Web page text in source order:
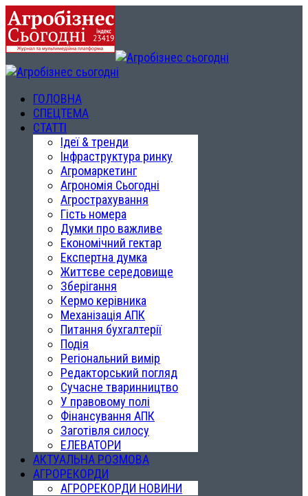
ГОЛОВНА
СПЕЦТЕМА
СТАТТІ
Ідеї & тренди
Інфраструктура ринку
Агромаркетинг
Агрономія Сьогодні
Агрострахування
Гість номера
Думки про важливе
Економічний гектар
Експертна думка
Життєве середовище
Зберігання
Кермо керівника
Механізація АПК
Питання бухгалтерії
Подія
Регіональний вимір
Редакторський погляд
Сучасне тваринництво
У правовому полі
Фінансування АПК
Заготівля силосу
ЕЛЕВАТОРИ
АКТУАЛЬНА РОЗМОВА
АГРОРЕКОРДИ
АГРОРЕКОРДИ НОВИНИ